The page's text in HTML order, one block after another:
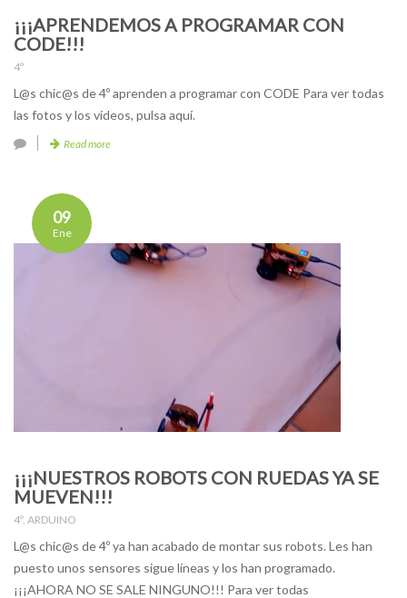
¡¡¡APRENDEMOS A PROGRAMAR CON
CODE!!!
4º
L@s chic@s de 4º aprenden a programar con CODE Para ver todas
las fotos y los vídeos, pulsa aquí.
Read more
09
Ene
¡¡¡NUESTROS ROBOTS CON RUEDAS YA SE
MUEVEN!!!
4º, ARDUINO
L@s chic@s de 4º ya han acabado de montar sus robots. Les han
puesto unos sensores sigue líneas y los han programado.
¡¡¡AHORA NO SE SALE NINGUNO!!! Para ver todas